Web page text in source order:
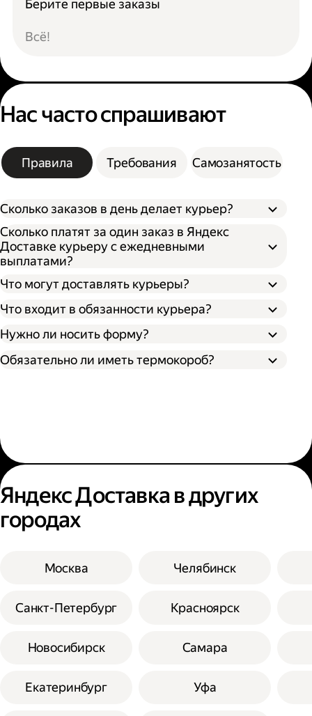
Берите первые заказы
Всё!
Нас часто спрашивают
Правила Требования Самозанятость
Сколько заказов в день делает курьер?
Сколько платят за один заказ в Яндекс
Доставке курьеру с ежедневными
выплатами?
Что могут доставлять курьеры?
Что входит в обязанности курьера?
Нужно ли носить форму?
Обязательно ли иметь термокороб?
Яндекс Доставка в других
городах
Москва
Санкт-Петербург
Новосибирск
Екатеринбург
Челябинск
Красноярск
Самара
Уфа